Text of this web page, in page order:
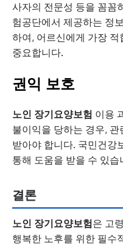
사자의 전문성 등을 꼼꼼
험공단에서 제공하는 정
하여, 어르신에게 가장
중요합니다.
권익 보호
노인 장기요양보험 이용
불이익을 당하는 경우,
받아야 합니다. 국민건강
통해 도움을 받을 수 있습
결론
노인 장기요양보험은 고
행복한 노후를 위한 필수